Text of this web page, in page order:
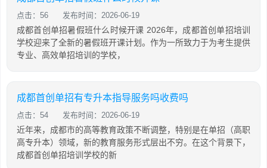
点击：56 发布时间：2026-06-19
成都首创单招暑假班什么时候开课 2026年，成都首创单招培训
学校迎来了全新的暑假班开课计划。作为一所致力于为考生提供
专业、高效单招培训的学校，
成都首创单招有专升本指导服务吗收费吗
点击：54 发布时间：2026-06-19
近年来，成都市的高等教育政策不断调整，特别是在单招（高职
高专升本）领域，新的教育服务形式层出不穷。在这个背景下，
成都首创单招培训学校的新